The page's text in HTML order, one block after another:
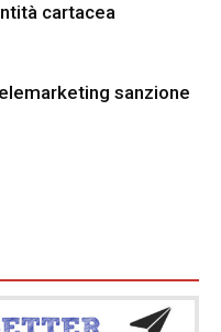
cartacea
sanzione